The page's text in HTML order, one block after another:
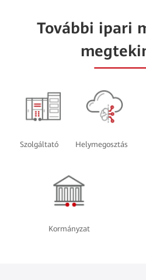
További ipari
Szolgáltató Helymegosztás
Kormányzat